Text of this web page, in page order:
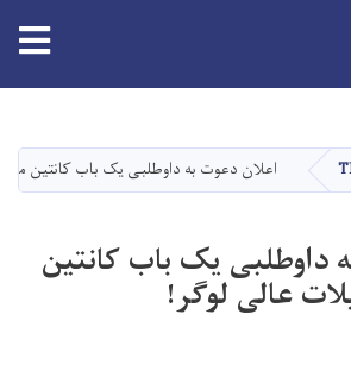
دانګل
اعلان دعوت به داوطلبی یک باب کانتین
داوطلبی یک باب کانتین
عالی لوگر!